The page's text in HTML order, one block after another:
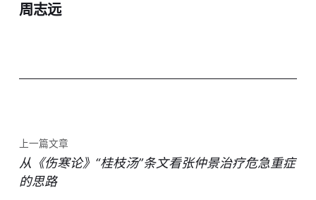
周志远
上一篇文章
从《伤寒论》“桂枝汤”条文看张仲景治疗危急重症
的思路